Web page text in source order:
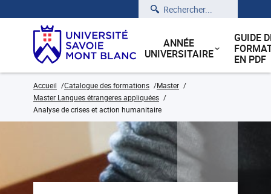
Rechercher
ANNÉE
UNIVERSITAIRE
GUIDE
EN PDF
Accueil Catalogue des formations
Master
Master Langues étrangeres appliquées
Analyse de crises et action humanitaire